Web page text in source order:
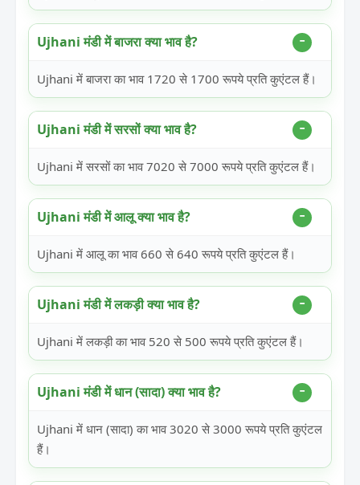
Ujhani मंडी में बाजरा क्या भाव है?
Ujhani में बाजरा का भाव 1720 से 1700 रूपये प्रति कुएंटल हैं।
Ujhani मंडी में सरसों क्या भाव है?
Ujhani में सरसों का भाव 7020 से 7000 रूपये प्रति कुएंटल हैं।
Ujhani मंडी में आलू क्या भाव है?
Ujhani में आलू का भाव 660 से 640 रूपये प्रति कुएंटल हैं।
Ujhani मंडी में लकड़ी क्या भाव है?
Ujhani में लकड़ी का भाव 520 से 500 रूपये प्रति कुएंटल हैं।
Ujhani मंडी में धान (सादा) क्या भाव है?
Ujhani में धान (सादा) का भाव 3020 से 3000 रूपये प्रति कुएंटल
हैं।